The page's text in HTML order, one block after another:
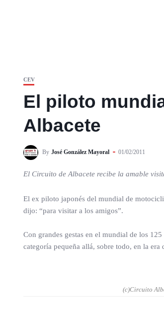
CEV
El piloto
Albacete
By José González Mayoral 01/02/2011
El Circuito de Albacete recibe la amable
El ex piloto japonés del mundial de
dijo: “para visitar a los amigos”.
Con grandes gestas en el mundial de los
categoría pequeña allá, sobre todo, en la era
(c)Circuito